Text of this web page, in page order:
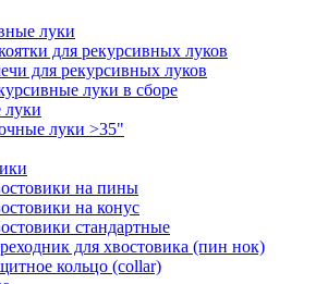
луки
для рекурсивных луков
для рекурсивных луков
луки в сборе
луки
луки >35"
на пины
на конус
стандартные
для хвостовика (пин нок)
кольцо (collar)